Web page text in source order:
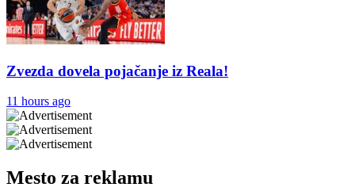
Zvezda dovela pojačanje iz Reala!
11 hours ago
Mesto za reklamu